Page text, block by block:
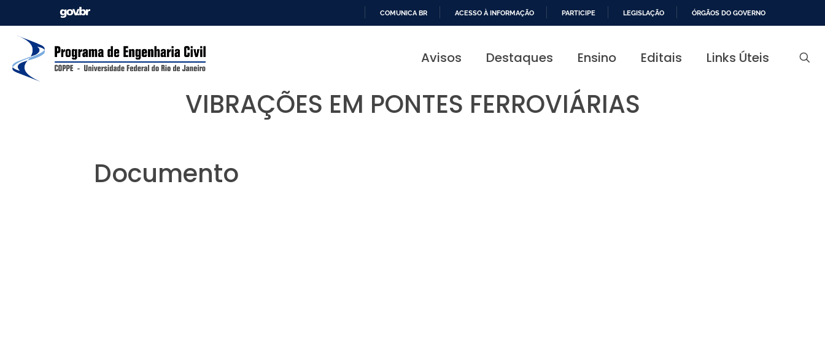
PARA
COMUNICA BR ACESSO À INFORMAÇÃO PARTICIPE LEGISLAÇÃO ÓRGÃOS DO GOVERNO
Avisos Destaques Ensino Editais Links Úteis
VIBRAÇÕES EM PONTES FERROVIÁRIAS
Documento